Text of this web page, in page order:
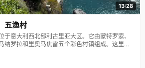
13:28
五渔村
意大利西北部利古里亚大区。它由蒙特罗索、
纳罗拉和里奥马焦雷五个彩色村镇组成。这里依
年被列为世界文化遗产。